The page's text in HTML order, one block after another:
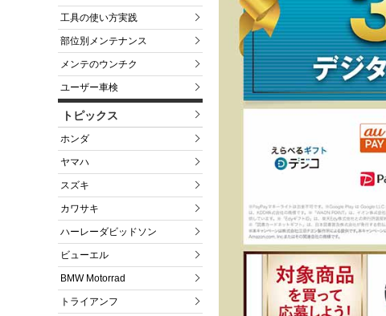
工具の使い方実践
部位別メンテナンス
メンテのウンチク
ユーザー車検
トピックス
ホンダ
ヤマハ
スズキ
カワサキ
ハーレーダビッドソン
ビューエル
BMW Motorrad
トライアンフ